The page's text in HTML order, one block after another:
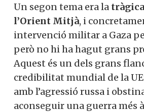
Un segon tema era la
l’Orient Mitjà, i
intervenció militar a Gaza
però no hi ha hagut grans
Aquest és un dels grans
credibilitat mundial de la
amb l’agressió russa i
aconseguir una guerra més